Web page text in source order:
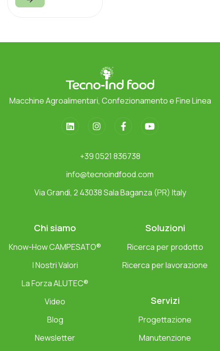
Macchine Agroalimentari, Confezionamento e Fine Linea
+39 0521 836738
info@tecnoindfood.com
Via Grandi, 2 43038 Sala Baganza (PR) Italy
Chi siamo
Know-How CAMPESATO®
I Nostri Valori
La Forza ALUTEC®
Video
Blog
Newsletter
Soluzioni
Ricerca per prodotto
Ricerca per lavorazione
Servizi
Progettazione
Manutenzione